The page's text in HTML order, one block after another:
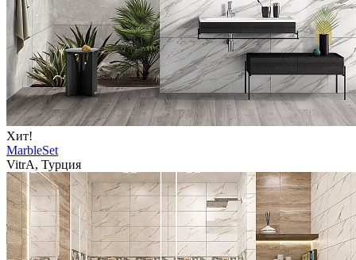
Хит!
MarbleSet
VitrA, Турция